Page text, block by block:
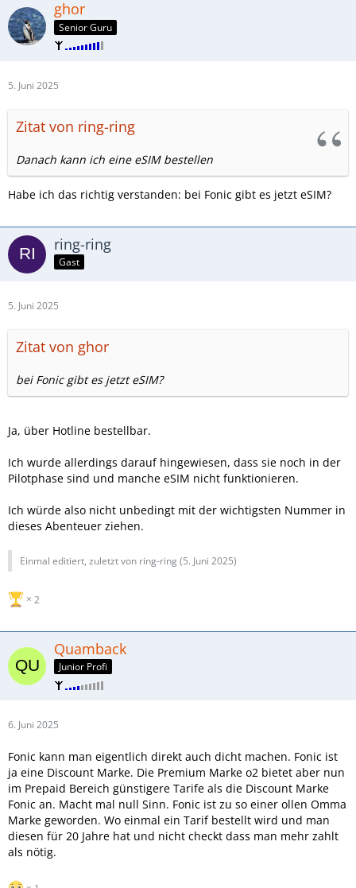
ghor
Senior Guru
5. Juni 2025
Zitat von ring-ring
Danach kann ich eine eSIM bestellen
Habe ich das richtig verstanden: bei Fonic gibt es jetzt eSIM?
ring-ring
Gast
5. Juni 2025
Zitat von ghor
bei Fonic gibt es jetzt eSIM?
Ja, über Hotline bestellbar.
Ich wurde allerdings darauf hingewiesen, dass sie noch in der
Pilotphase sind und manche eSIM nicht funktionieren.
Ich würde also nicht unbedingt mit der wichtigsten Nummer in
dieses Abenteuer ziehen.
Einmal editiert, zuletzt von ring-ring (5. Juni 2025)
2
Quamback
Junior Profi
6. Juni 2025
Fonic kann man eigentlich direkt auch dicht machen. Fonic ist
ja eine Discount Marke. Die Premium Marke o2 bietet aber nun
im Prepaid Bereich günstigere Tarife als die Discount Marke
Fonic an. Macht mal null Sinn. Fonic ist zu so einer ollen Omma
Marke geworden. Wo einmal ein Tarif bestellt wird und man
diesen für 20 Jahre hat und nicht checkt dass man mehr zahlt
als nötig.